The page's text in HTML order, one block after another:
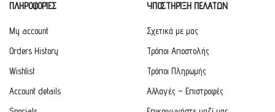
ΠΛΗΡΟΦΟΡΙΕΣ
My account
Orders History
Wishlist
Account details
ΥΠΟΣΤΗΡΙΞΗ ΠΕΛΑΤΩΝ
Σχετικά με μας
Τρόποι Αποστολής
Τρόποι Πληρωμής
Αλλαγές – Επιστροφές